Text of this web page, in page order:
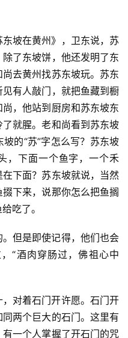
注册
坡在黄州》，卫东说，苏
了东坡饼，他还发明了东
去黄州找苏东坡玩。苏东
有人敲门，就把鱼藏到橱
，他站到厨房和苏东坡东
就腥。老和尚看到苏东坡
的“苏”字怎么写？苏东坡
，下面一个鱼字，一个禾
下面？苏东坡就说，当然
下来，说那你怎么把鱼搁
吃了。
但是即使记得，他们也会
“酒肉穿肠过，佛祖心中
对着石门开许愿。石门开
两个巨大的石门。这里有
一个人掌握了开石门的咒